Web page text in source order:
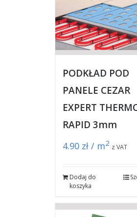
PODKŁAD POD
PANELE CEZAR
EXPERT
RAPID 3mm
4.90 zł / m2 z VAT
Dodaj do
koszyka